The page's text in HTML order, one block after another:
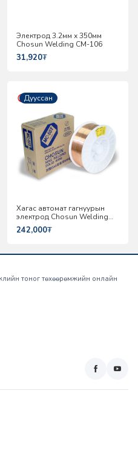
Электрод 3.2мм х 350мм
Chosun Welding CM-106
31,920₮
Дууссан
Хагас автомат гагнуурын
электрод Chosun Welding
MC-50T
242,000₮
тоног төхөөрөмжийн онлайн